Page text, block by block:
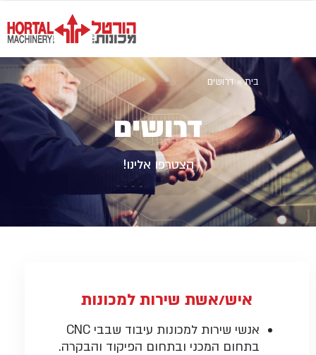
»דרושים
דרושים
הצטרפו אלינו!
איש/אשת שירות למכונות
אנשי שירות למכונות עיבוד שבבי CNC
בתחום המכני ובתחום הפיקוד והבקרה.